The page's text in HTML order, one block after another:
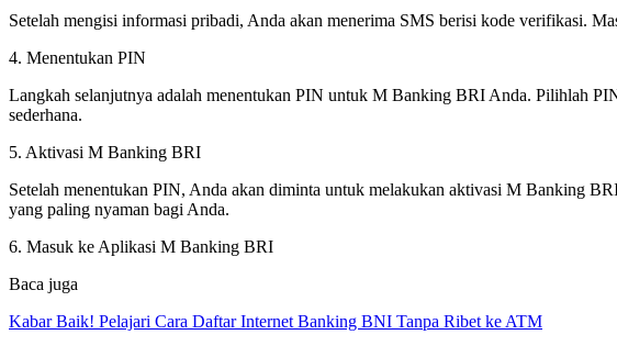
Setelah mengisi informasi pribadi, Anda akan menerima SMS berisi kode verifikasi.
4. Menentukan PIN
Langkah selanjutnya adalah menentukan PIN untuk M Banking BRI Anda. Pilihlah
sederhana.
5. Aktivasi M Banking BRI
Setelah menentukan PIN, Anda akan diminta untuk melakukan aktivasi M Banking
yang paling nyaman bagi Anda.
6. Masuk ke Aplikasi M Banking BRI
Baca juga
Kabar Baik! Pelajari Cara Daftar Internet Banking BNI Tanpa Ribet ke ATM